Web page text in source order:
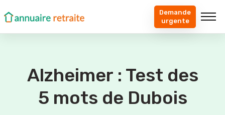
Demande
urgente
Alzheimer : Test des
5 mots de Dubois